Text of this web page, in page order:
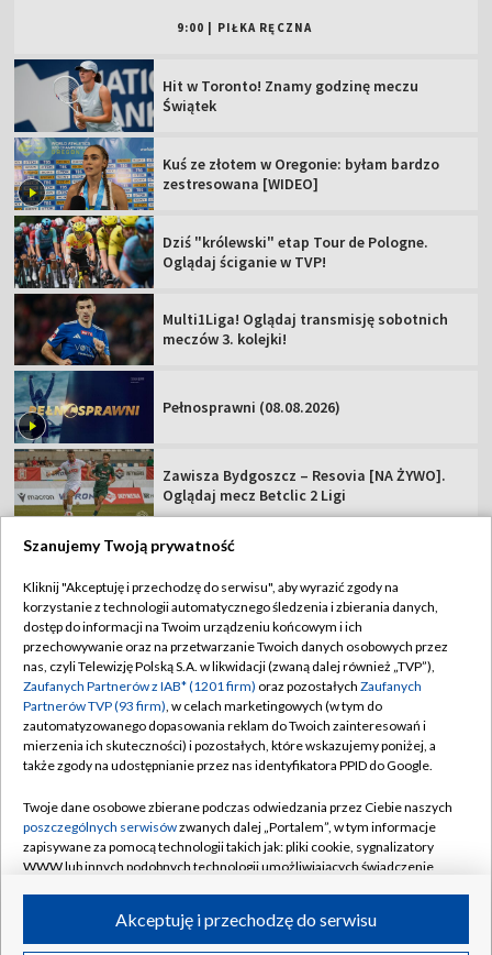
9:00 PIŁKA RĘCZNA
Hit w Toronto! Znamy godzinę meczu
Świątek
Kuś ze złotem w Oregonie: byłam bardzo
zestresowana [WIDEO]
Dziś "królewski" etap Tour de Pologne.
Oglądaj ściganie w TVP!
Multi1Liga! Oglądaj transmisję sobotnich
meczów 3. kolejki!
Pełnosprawni (08.08.2026)
Zawisza Bydgoszcz – Resovia [NA ŻYWO].
Oglądaj mecz Betclic 2 Ligi
TVP
Abonament TVP
Sklep TVP
Biuro Reklamy
Oferta Handlowa
Emisja w TVP
Rada Programowa
Ogłoszenia przetargowe
Akademia Telewizyjna
Regulamin TVP
Polityka prywatności
Moje zgody
Biuro reklamy
Kanały
©2026 Telewizja Polska Spółka Akcyjna w likwidacji
Szanujemy Twoją prywatność
Kliknij "Akceptuję i przechodzę do serwisu", aby wyrazić zgody na
korzystanie z technologii automatycznego śledzenia i zbierania danych,
dostęp do informacji na Twoim urządzeniu końcowym i ich
przechowywanie oraz na przetwarzanie Twoich danych osobowych przez
nas, czyli Telewizję Polską S.A. w likwidacji (zwaną dalej również „TVP”),
Zaufanych Partnerów z IAB* (1201 firm) oraz pozostałych Zaufanych
Partnerów TVP (93 firm), w celach marketingowych (w tym do
zautomatyzowanego dopasowania reklam do Twoich zainteresowań i
mierzenia ich skuteczności) i pozostałych, które wskazujemy poniżej, a
także zgody na udostępnianie przez nas identyfikatora PPID do Google.
Twoje dane osobowe zbierane podczas odwiedzania przez Ciebie naszych
poszczególnych serwisówzwanych dalej „Portalem”, w tym informacje
zapisywane za pomocą technologii takich jak: pliki cookie, sygnalizatory
WWW lub innych podobnych technologii umożliwiających świadczenie
ruchu w Internecie.Akceptuję i przechodzę do serwisu